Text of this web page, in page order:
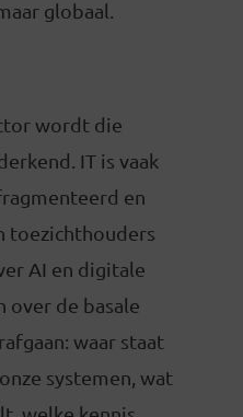
globaal.
wordt die
IT is vaak
en
toezichthouders
AI en digitale
over de basale
waar staat
systemen, wat